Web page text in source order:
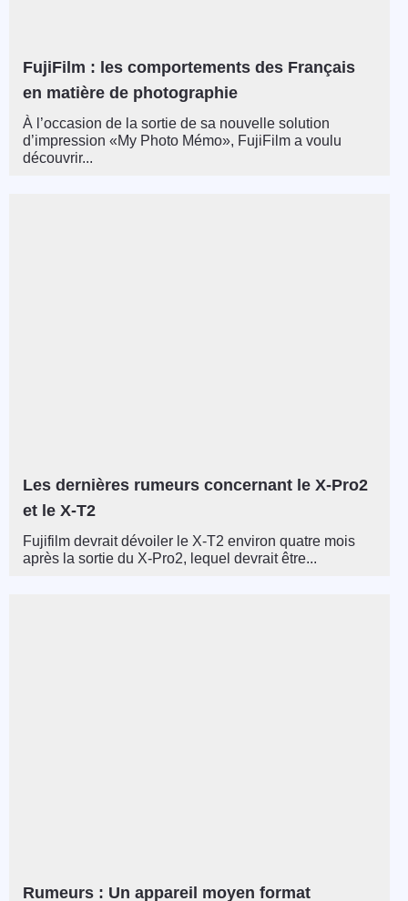
FujiFilm : les comportements des Français
en matière de photographie
À l’occasion de la sortie de sa nouvelle solution
d’impression «My Photo Mémo», FujiFilm a voulu
découvrir...
Les dernières rumeurs concernant le X-Pro2
et le X-T2
Fujifilm devrait dévoiler le X-T2 environ quatre mois
après la sortie du X-Pro2, lequel devrait être...
Rumeurs : Un appareil moyen format